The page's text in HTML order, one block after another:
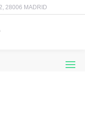
28006 MADRID